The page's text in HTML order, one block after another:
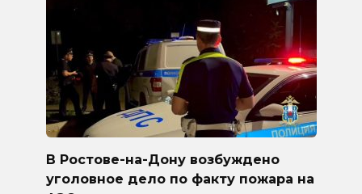
В Ростове-на-Дону возбуждено
уголовное дело по факту пожара на